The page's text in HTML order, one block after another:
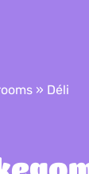
» Déli